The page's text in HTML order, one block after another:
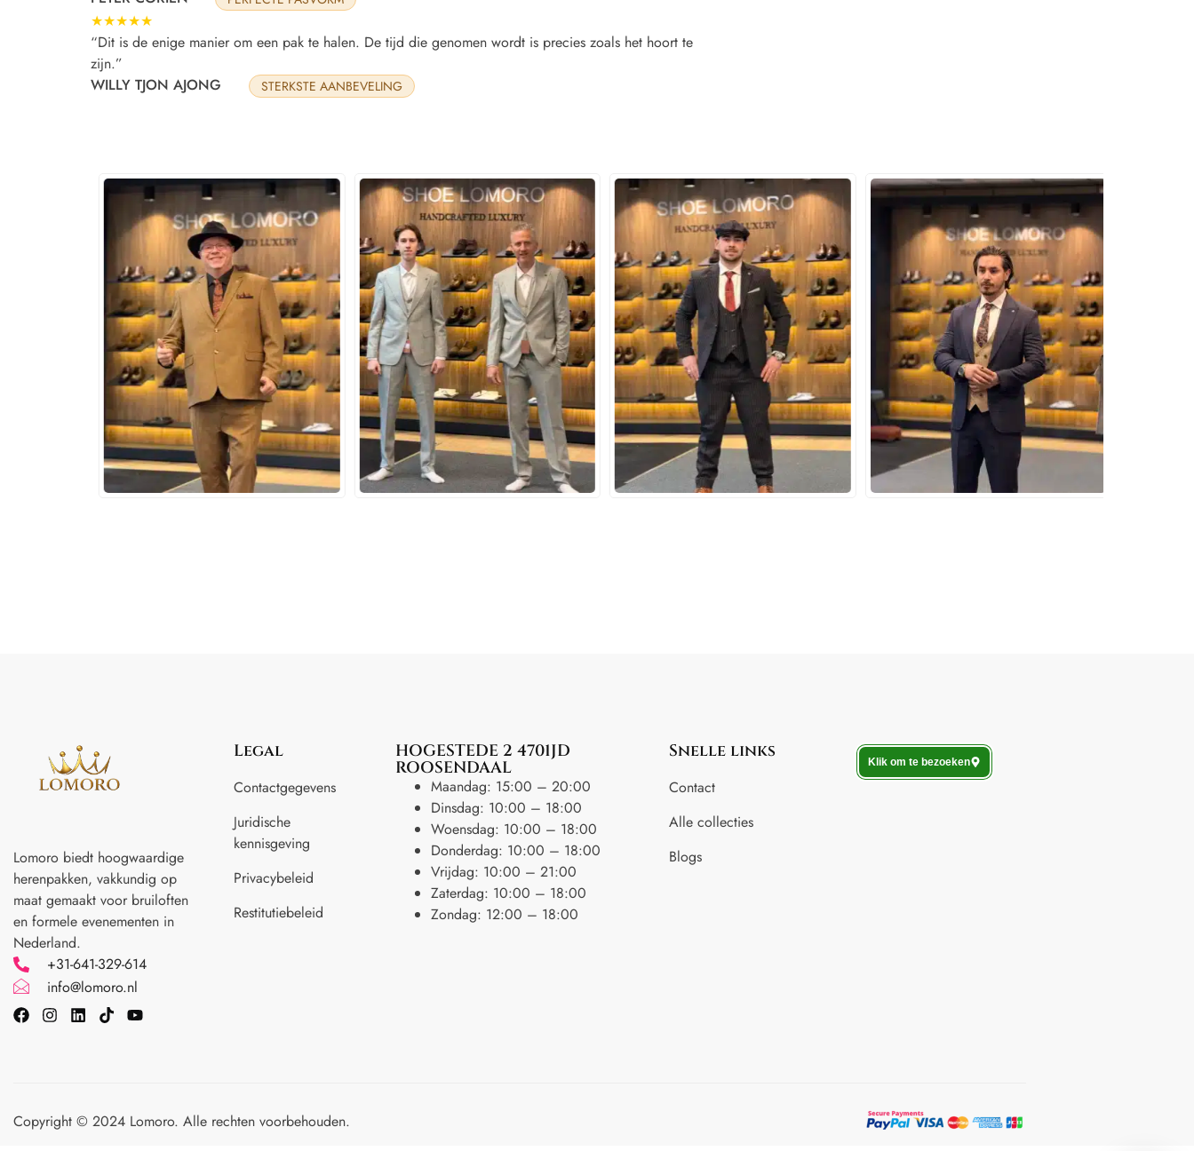
★★★★★
“Dit is de enige manier om een pak te halen. De tijd die genomen wordt is precies zoals het hoort te
zijn.”
WILLY TJON AJONG
STERKSTE AANBEVELING
Lomoro biedt hoogwaardige
herenpakken, vakkundig op
maat gemaakt voor bruiloften
en formele evenementen in
Nederland.
+31-641-329-614
info@lomoro.nl
Legal
Contactgegevens
Juridische
kennisgeving
Privacybeleid
Restitutiebeleid
HOGESTEDE 2 4701JD
ROOSENDAAL
Maandag: 15:00 – 20:00
Dinsdag: 10:00 – 18:00
Woensdag: 10:00 – 18:00
Donderdag: 10:00 – 18:00
Vrijdag: 10:00 – 21:00
Zaterdag: 10:00 – 18:00
Zondag: 12:00 – 18:00
Snelle links
Contact
Alle collecties
Blogs
Klik om te bezoeken
Copyright © 2024 Lomoro. Alle rechten voorbehouden.